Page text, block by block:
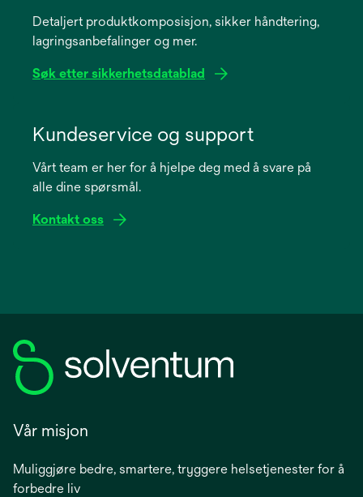
newDetaljert produktkomposisjon, sikker håndtering,
lagringsanbefalinger og mer.
Søk etter sikkerhetsdatablad
new
Kundeservice og support
Vårt team er her for å hjelpe deg med å svare på
alle dine spørsmål.
Kontakt oss
Vår misjon
Muliggjøre bedre, smartere, tryggere helsetjenester for å
forbedre liv